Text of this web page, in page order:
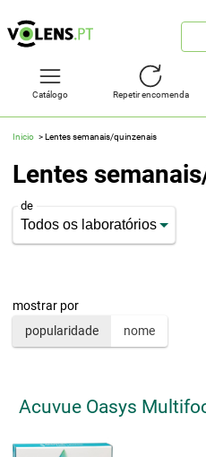
Catálogo Repetir encomenda
Inicio Lentes semanais/quinzenais
Lentes
de
mostrar por
popularidade
nome
Acuvue Oasys